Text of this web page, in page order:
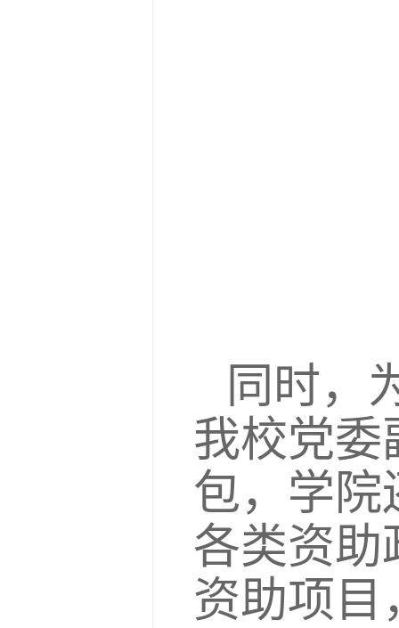
同时，
我校党委
包，学院
各类资助
资助项目